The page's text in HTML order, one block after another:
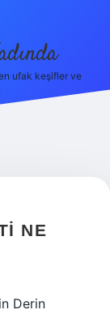
ufak keşifler ve
NE
Derin